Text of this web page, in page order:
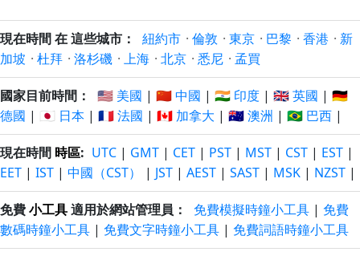
現在時間 在 這些城市： 紐約市 · 倫敦 · 東京 · 巴黎 · 香港 · 新
加坡 · 杜拜 · 洛杉磯 · 上海 · 北京 · 悉尼 · 孟買
國家目前時間： 🇺🇸 美國 | 🇨🇳 中國 | 🇮🇳 印度 | 🇬🇧 英國 | 🇩🇪
德國 | 🇯🇵 日本 | 🇫🇷 法國 | 🇨🇦 加拿大 | 🇦🇺 澳洲 | 🇧🇷 巴西 |
現在時間 時區: UTC | GMT | CET | PST | MST | CST | EST |
EET | IST | 中國（CST） | JST | AEST | SAST | MSK | NZST |
免費小工具適用於網站管理員： 免費模擬時鐘小工具 | 免費
數碼時鐘小工具 | 免費文字時鐘小工具 | 免費詞語時鐘小工具